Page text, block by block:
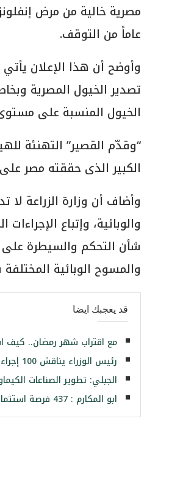
عاماً من التوقف.
وأوضح أن هذا الإعلان
تصدير الخيول المصرية
الخيول المنسبة على
“وقدّم القصير” التهنئة
الكبير الذى حققته مصر
وأضاف أن وزارة الزراعة لا
والوبائية، وإتباع
شأن التحكم والسيطرة على
والمسوح الوبائية
قد يعجبك ايضا
مع اقتراب شهر رمضان.. كيف
رئيس الوزراء يناقش 100 إجراء للنهوض بالصناعة وتنمية الصادرات
الجبلي: تطوير الصناعات
ابو المكارم : 437 فرصة استثمارية متاحه للقطاع وفقا لخريطة مصر الاستثمارية